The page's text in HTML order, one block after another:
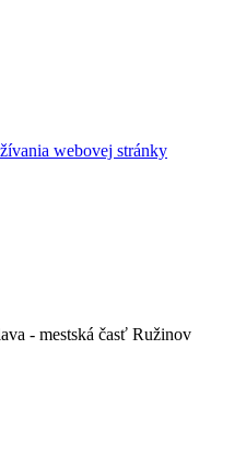
webovej stránky
- mestská časť Ružinov